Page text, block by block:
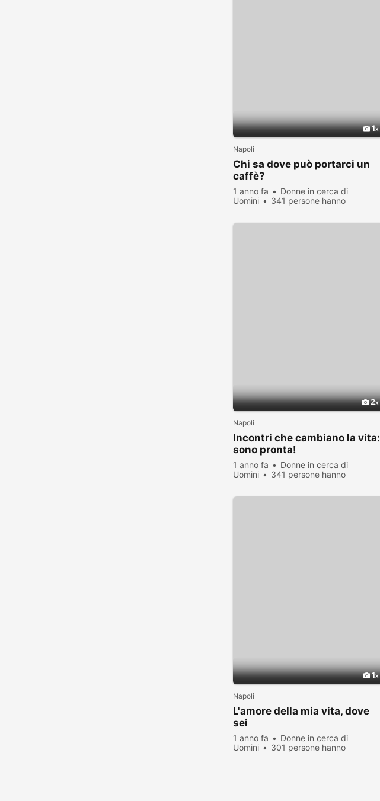
1
Napoli
Chi sa dove può portarci un
caffè?
1 anno fa
Donne in cerca di
Uomini
341 persone hanno
2
Napoli
Incontri che cambiano la vita:
sono pronta!
1 anno fa
Donne in cerca di
Uomini
341 persone hanno
1
Napoli
L'amore della mia vita, dove
sei
1 anno fa
Donne in cerca di
Uomini
301 persone hanno